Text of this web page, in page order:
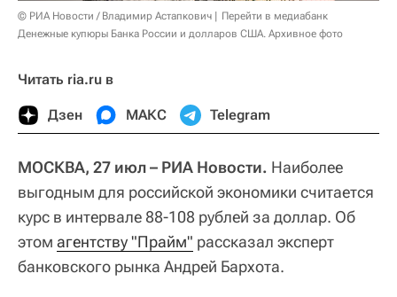
© РИА Новости / Владимир Астапкович
Перейти в медиабанк
Денежные купюры Банка России и долларов США. Архивное фото
Читать ria.ru в
Дзен МАКС Telegram
МОСКВА, 27 июл – РИА Новости. Наиболее
выгодным для российской экономики считается
курс в интервале 88-108 рублей за доллар. Об
этом агентству "Прайм" рассказал эксперт
банковского рынка Андрей Бархота.